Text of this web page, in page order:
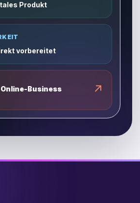
Produkt
vorbereitet
Online-Business
↗